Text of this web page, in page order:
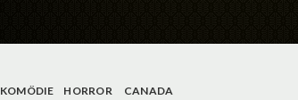
KOMÖDIE HORROR
CANADA